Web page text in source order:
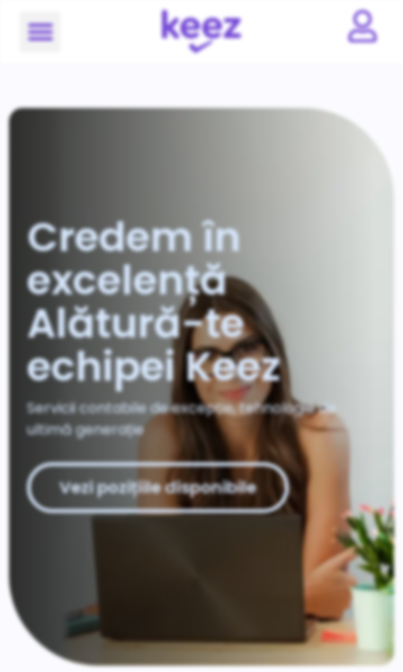
Credem în
excelență
Alătură-te
echipei Keez
Servicii contabile de excepție, tehnologie de
ultimă generație
Vezi pozițiile disponibile